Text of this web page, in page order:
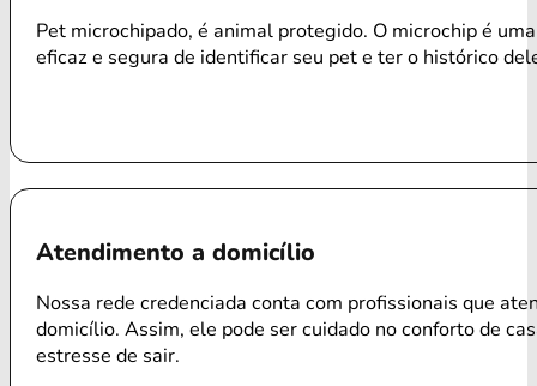
Pet microchipado, é animal protegido. O microchip é
eficaz e segura de identificar seu pet e ter o histórico
Atendimento a domicílio
Nossa rede credenciada conta com profissionais que
domicílio. Assim, ele pode ser cuidado no conforto de
estresse de sair.